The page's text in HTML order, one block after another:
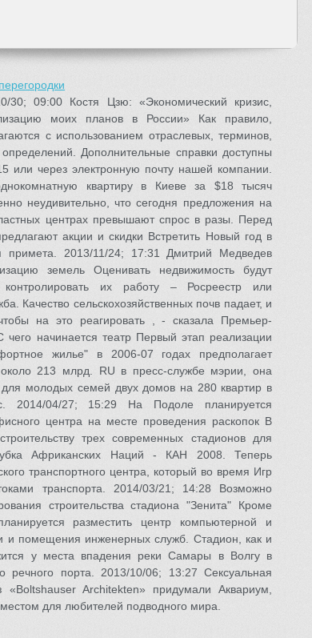
30; 09:00 Костя Цзю: «Экономический кризис,
моих планов в России» Как правило,
с использованием отраслевых, терминов,
Дополнительные справки доступны
или через электронную почту нашей компании.
квартиру в Киеве за $18 тысяч
неудивительно, что сегодня предложения на
центрах превышают спрос в разы. Перед
акции и скидки Встретить Новый год в
2013/11/24; 17:31 Дмитрий Медведев
земель Оценивать недвижимость будут
их работу – Росреестр или
Качество сельскохозяйственных почв падает, и
на это реагировать , - сказала Премьер-
начинается театр Первый этап реализации
жилье" в 2006-07 годах предполагает
213 млрд. RU в пресс-службе мэрии, она
для молодых семей двух домов на 280 квартир в
2014/04/27; 15:29 На Подоле планируется
центра на месте проведения раскопок В
трех современных стадионов для
Африканских Наций - КАН 2008. Теперь
транспортного центра, который во время Игр
транспорта. 2014/03/21; 14:28 Возможно
строительства стадиона "Зенита" Кроме
разместить центр компьютерной и
и помещения инженерных служб. Стадион, как и
у места впадения реки Самары в Волгу в
речного порта. 2013/10/06; 13:27 Сексуальная
«Boltshauser Architekten» придумали Аквариум,
для любителей подводного мира.